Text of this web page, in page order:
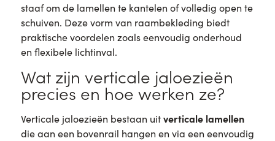
staaf om de lamellen te kantelen of volledig open te
schuiven. Deze vorm van raambekleding biedt
praktische voordelen zoals eenvoudig onderhoud
en flexibele lichtinval.
Wat zijn verticale jaloezieën
precies en hoe werken ze?
Verticale jaloezieën bestaan uitverticale lamellen
die aan een bovenrail hangen en via een eenvoudig